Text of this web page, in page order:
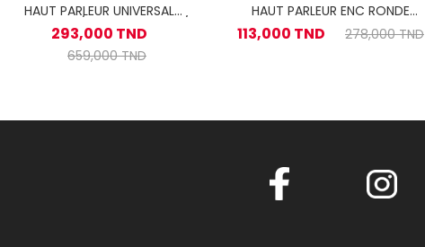
HAUT PARLEUR UNIVERSAL
ARTSOUND / 2VOIE 20-60W /
UNI30W
293,000 TND
659,000 TND
HAUT PARLEUR ENC RONDE
113,000 TND 278,000 TND